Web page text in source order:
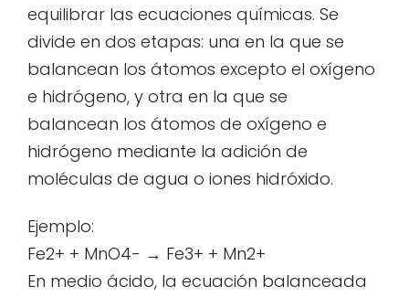
equilibrar las ecuaciones químicas. Se
divide en dos etapas: una en la que se
balancean los átomos excepto el oxígeno
e hidrógeno, y otra en la que se
balancean los átomos de oxígeno e
hidrógeno mediante la adición de
moléculas de agua o iones hidróxido.
Ejemplo:
Fe2+ + MnO4- → Fe3+ + Mn2+
En medio ácido, la ecuación balanceada